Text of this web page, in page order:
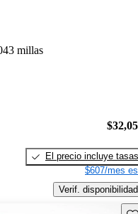
millas
El precio incluye tasas
$607/mes
Verif. disponibilidad